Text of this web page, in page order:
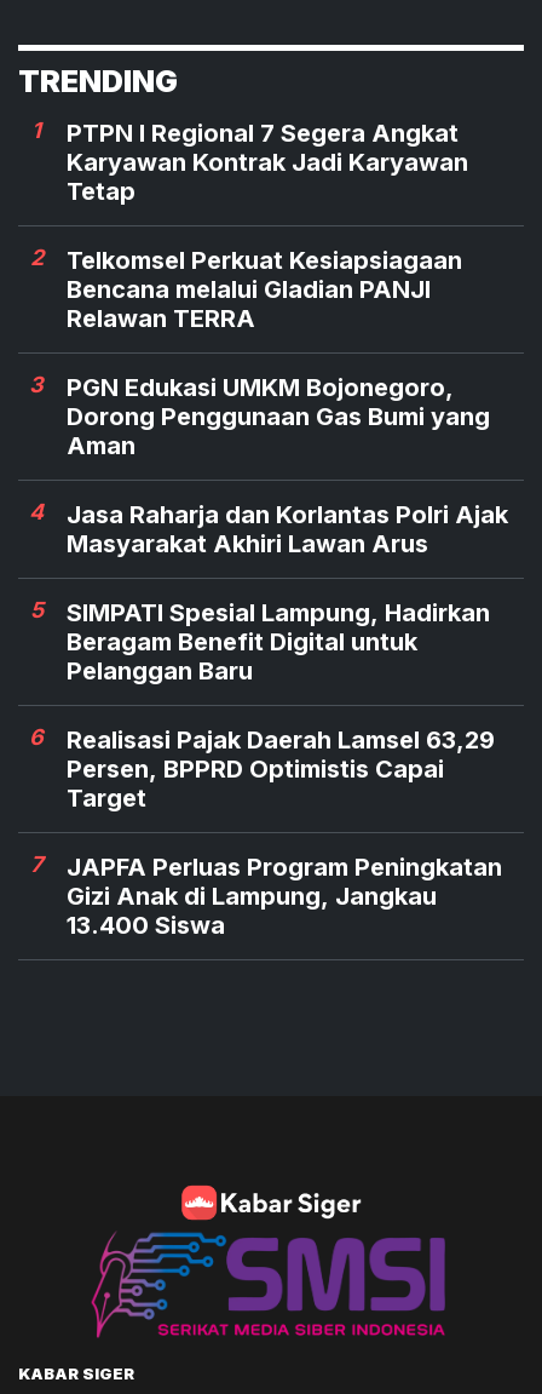
TRENDING
1
PTPN I Regional 7 Segera Angkat
Karyawan Kontrak Jadi Karyawan
Tetap
2
Telkomsel Perkuat Kesiapsiagaan
Bencana melalui Gladian PANJI
Relawan TERRA
3
PGN Edukasi UMKM Bojonegoro,
Dorong Penggunaan Gas Bumi yang
Aman
4
Jasa Raharja dan Korlantas Polri Ajak
Masyarakat Akhiri Lawan Arus
5
SIMPATI Spesial Lampung, Hadirkan
Beragam Benefit Digital untuk
Pelanggan Baru
6
Realisasi Pajak Daerah Lamsel 63,29
Persen, BPPRD Optimistis Capai
Target
7
JAPFA Perluas Program Peningkatan
Gizi Anak di Lampung, Jangkau
13.400 Siswa
KABAR SIGER